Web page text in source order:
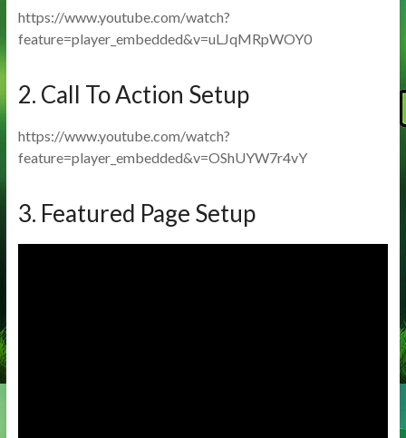
https://www.youtube.com/watch?
feature=player_embedded&v=uLJqMRpWOY0
2. Call To Action Setup
https://www.youtube.com/watch?
feature=player_embedded&v=OShUYW7r4vY
3. Featured Page Setup